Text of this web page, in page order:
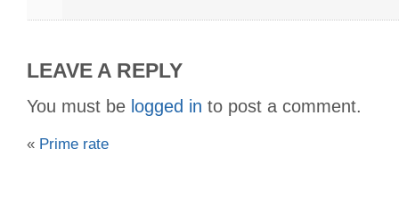
LEAVE A REPLY
You must be logged in to post a comment.
« Prime rate